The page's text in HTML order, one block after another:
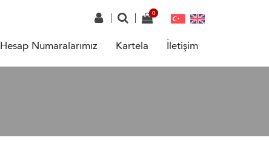
Hesap Numaralarımız Kartela İletişim